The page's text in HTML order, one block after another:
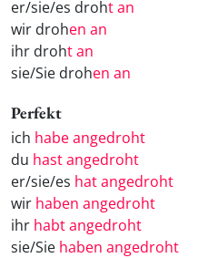
er/sie/es droht an
wir drohen an
ihr droht an
sie/Sie drohen an
Perfekt
ich habe angedroht
du hast angedroht
er/sie/es hat angedroht
wir haben angedroht
ihr habt angedroht
sie/Sie haben angedroht